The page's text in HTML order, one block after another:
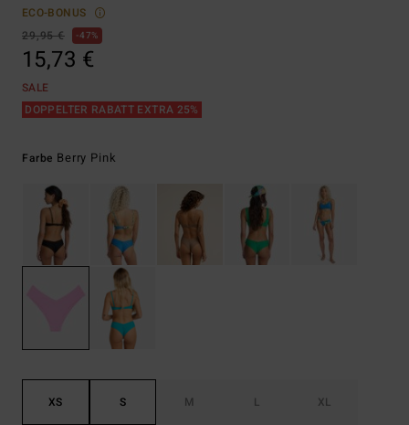
ECO-BONUS
29,95 €
47%
15,73 €
SALE
DOPPELTER RABATT EXTRA 25%
Farbe Berry Pink
XS S M L XL